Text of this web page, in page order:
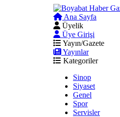
Ana Sayfa
Üyelik
Üye Girişi
Yayın/Gazete
Yayınlar
Kategoriler
Sinop
Siyaset
Genel
Spor
Servisler